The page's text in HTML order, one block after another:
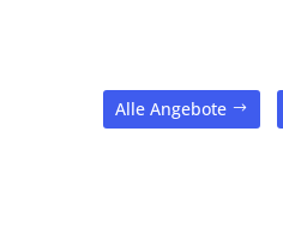
Alle Angebote